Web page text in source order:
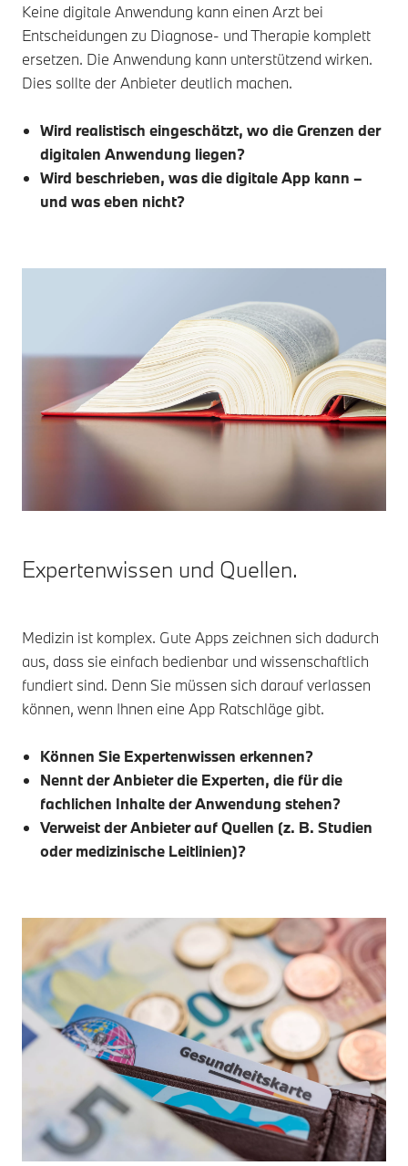
Keine digitale Anwendung kann einen Arzt bei
Entscheidungen zu Diagnose- und Therapie komplett
ersetzen. Die Anwendung kann unterstützend wirken.
Dies sollte der Anbieter deutlich machen.
Wird realistisch eingeschätzt, wo die Grenzen der
digitalen Anwendung liegen?
Wird beschrieben, was die digitale App kann –
und was eben nicht?
Expertenwissen und Quellen.
Medizin ist komplex. Gute Apps zeichnen sich dadurch
aus, dass sie einfach bedienbar und wissenschaftlich
fundiert sind. Denn Sie müssen sich darauf verlassen
können, wenn Ihnen eine App Ratschläge gibt.
Können Sie Expertenwissen erkennen?
Nennt der Anbieter die Experten, die für die
fachlichen Inhalte der Anwendung stehen?
Verweist der Anbieter auf Quellen (z. B. Studien
oder medizinische Leitlinien)?